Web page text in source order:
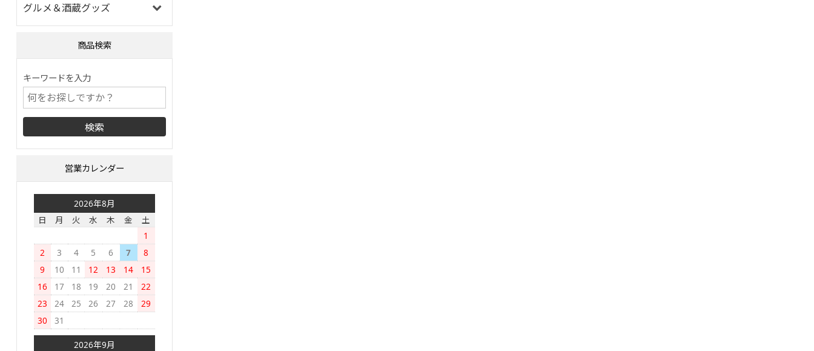
グルメ＆酒蔵グッズ
商品検索
キーワードを入力
営業カレンダー
2026年8月
日
月 火 水 木 金
土
1
2
3 4 5 6 7
8
9
10 11 12 13 14
15
16
17 18 19 20 21
22
23
24 25 26 27 28
29
30
31
2026年9月